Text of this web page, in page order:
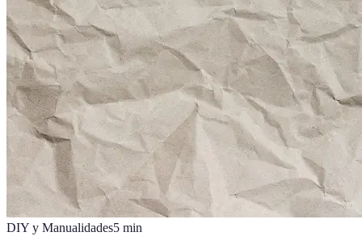
DIY y Manualidades5 min